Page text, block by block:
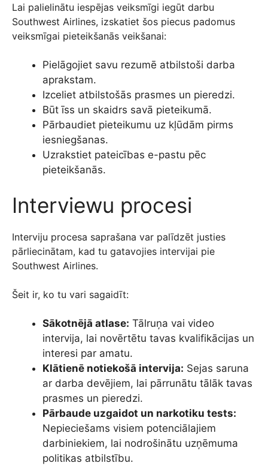
Lai palielinātu iespējas veiksmīgi iegūt darbu
Southwest Airlines, izskatiet šos piecus padomus
veiksmīgai pieteikšanās veikšanai:
Pielāgojiet savu rezumē atbilstoši darba
aprakstam.
Izceliet atbilstošās prasmes un pieredzi.
Būt īss un skaidrs savā pieteikumā.
Pārbaudiet pieteikumu uz kļūdām pirms
iesniegšanas.
Uzrakstiet pateicības e-pastu pēc
pieteikšanās.
Interviewu procesi
Interviju procesa saprašana var palīdzēt justies
pārliecinātam, kad tu gatavojies intervijai pie
Southwest Airlines.
Šeit ir, ko tu vari sagaidīt:
Sākotnējā atlase: Tālruņa vai video
intervija, lai novērtētu tavas kvalifikācijas un
interesi par amatu.
Klātienē notiekošā intervija: Sejas saruna
ar darba devējiem, lai pārrunātu tālāk tavas
prasmes un pieredzi.
Pārbaude uzgaidot un narkotiku tests:
Nepieciešams visiem potenciālajiem
darbiniekiem, lai nodrošinātu uzņēmuma
politikas atbilstību.